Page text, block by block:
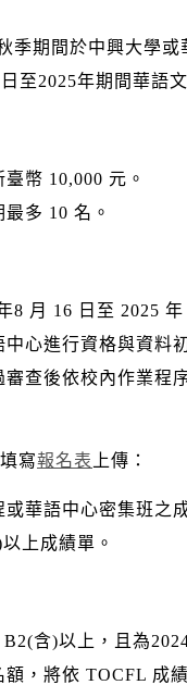
季期間於中興大學
至2025年期間華語
幣 10,000 元。
多 10 名。
8 月 16 日至 2025 年
心進行資格與資料
查後依校內作業程
寫報名表 上傳：
華語中心密集班之
上成績單。
含)以上，且為
，將依 TOCFL 成